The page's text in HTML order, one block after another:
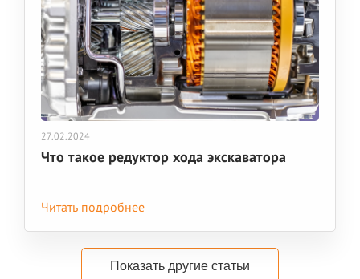
27.02.2024
Что такое редуктор хода экскаватора
Читать подробнее
Показать другие статьи